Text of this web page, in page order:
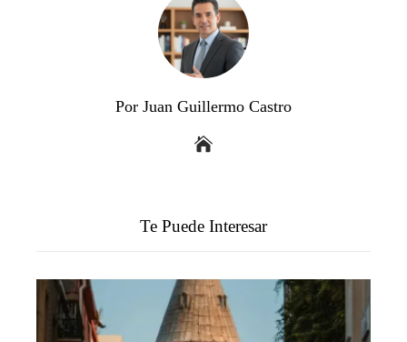
Por Juan Guillermo Castro
Te Puede Interesar